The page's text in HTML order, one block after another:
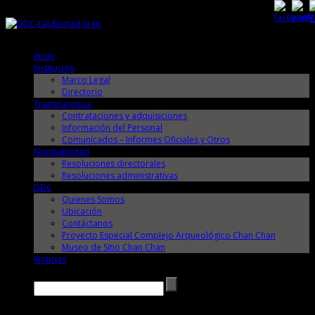
Inicio
Institución
Marco Legal
Directorio
Transparencia
Contrataciones y adquisiciones
Información del Personal
Comunicados – Informes Oficiales y Otros
Normatividad
Resoluciones directorales
Resoluciones administrativas
DDC
Quienes Somos
Ubicación
Contáctanos
Proyecto Especial Complejo Arqueológico Chan Chan
Museo de Sitio Chan Chan
Noticias